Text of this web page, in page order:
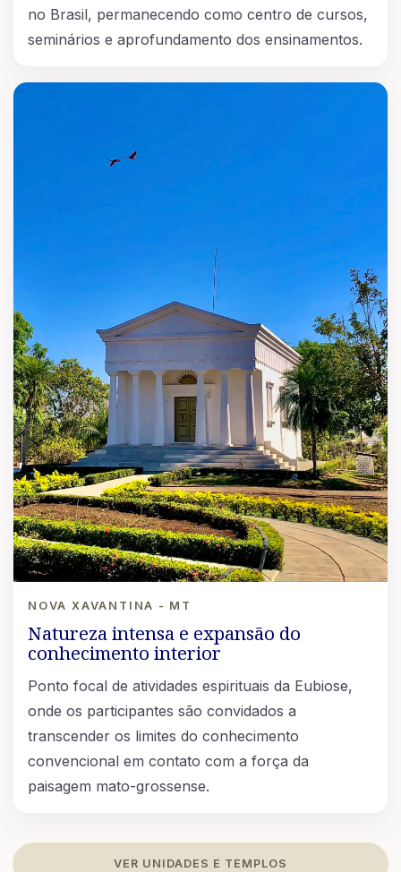
no Brasil, permanecendo como centro de cursos,
seminários e aprofundamento dos ensinamentos.
NOVA XAVANTINA - MT
Natureza intensa e expansão do
conhecimento interior
Ponto focal de atividades espirituais da Eubiose,
onde os participantes são convidados a
transcender os limites do conhecimento
convencional em contato com a força da
paisagem mato-grossense.
VER UNIDADES E TEMPLOS